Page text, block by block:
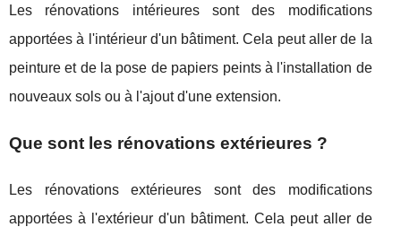
Les rénovations intérieures sont des modifications
apportées à l'intérieur d'un bâtiment. Cela peut aller de la
peinture et de la pose de papiers peints à l'installation de
nouveaux sols ou à l'ajout d'une extension.
Que sont les rénovations extérieures ?
Les rénovations extérieures sont des modifications
apportées à l'extérieur d'un bâtiment. Cela peut aller de